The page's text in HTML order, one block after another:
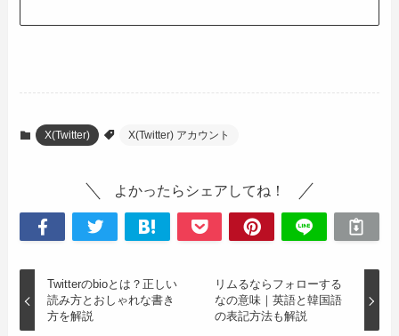
X(Twitter) X(Twitter) アカウント
よかったらシェアしてね！
Twitterのbioとは？正しい
読み方とおしゃれな書き
方を解説
リムるならフォローする
なの意味｜英語と韓国語
の表記方法も解説